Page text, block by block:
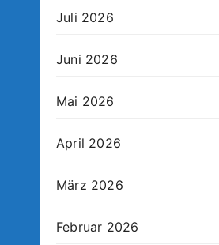
Juli 2026
Juni 2026
Mai 2026
April 2026
März 2026
Februar 2026